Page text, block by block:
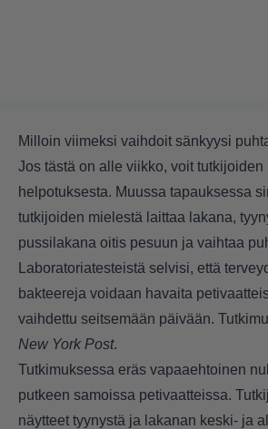
Milloin viimeksi vaihdoit sänkyysi
Jos tästä on alle viikko, voit tutkijoiden
helpotuksesta. Muussa tapauksessa
tutkijoiden mielestä laittaa lakana,
pussilakana oitis pesuun ja vaihtaa
Laboratoriatesteistä selvisi, että
bakteereja voidaan havaita
vaihdettu seitsemään päivään.
New York Post.
Tutkimuksessa eräs vapaaehtoinen
putkeen samoissa petivaatteissa.
näytteet tyynystä ja lakanan keski- ja